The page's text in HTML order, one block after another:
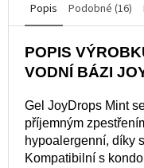
Popis Podobné (16)
POPIS
VODNÍ BÁZI
Gel JoyDrops Mint
příjemným
hypoalergenní, díky
Kompatibilní s